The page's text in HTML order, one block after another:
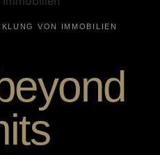
VON IMMOBILIEN